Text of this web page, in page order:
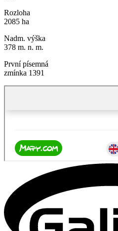
Rozloha
2085 ha
Nadm. výška
378 m. n. m.
První písemná
zmínka 1391